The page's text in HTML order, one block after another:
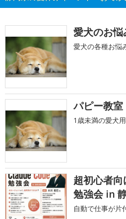
愛犬のお悩
愛犬の各種お悩
パピー教室
1歳未満の愛犬
超初心者
勉強会 in
自動で仕事が片